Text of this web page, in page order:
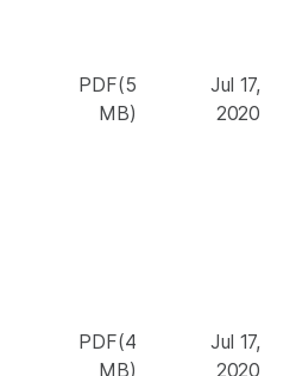
PDF(5
MB)
Jul 17,
2020
PDF(4
MB)
Jul 17,
2020